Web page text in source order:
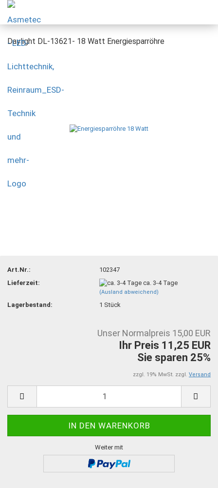
Daylight DL-13621- 18 Watt Energiesparröhre
Art.Nr.:
102347
Lieferzeit:
ca. 3-4 Tage
(Ausland abweichend)
Lagerbestand: 1 Stück
Unser Normalpreis 15,00 EUR
Ihr Preis 11,25 EUR
Sie sparen 25%
zzgl. 19% MwSt. zzgl. Versand
Weiter mit